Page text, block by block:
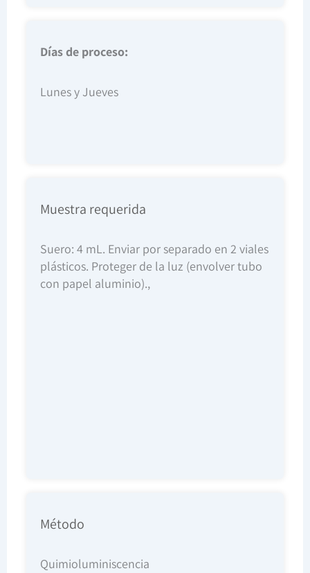
Días de proceso:
Lunes y Jueves
Muestra requerida
Suero: 4 mL. Enviar por separado en 2 viales
plásticos. Proteger de la luz (envolver tubo
con papel aluminio).,
Método
Quimioluminiscencia